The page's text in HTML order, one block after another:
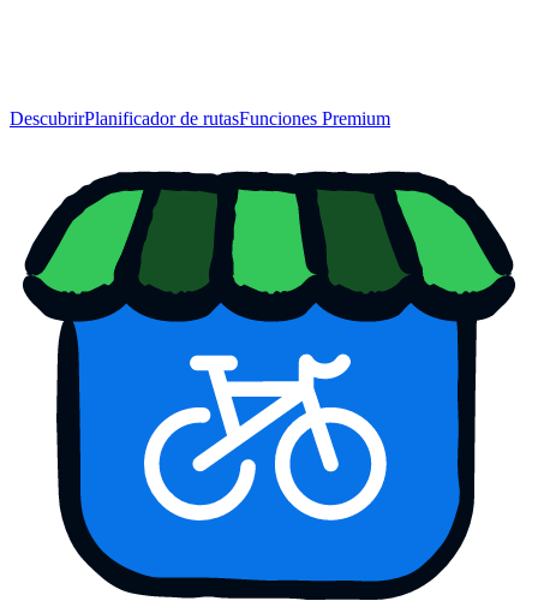
DescubrirPlanificador de rutasFunciones Premium